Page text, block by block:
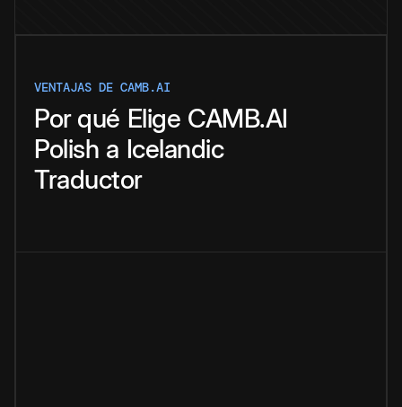
VENTAJAS DE CAMB.AI
Por qué Elige CAMB.AI
Polish a Icelandic
Traductor